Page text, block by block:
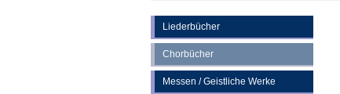
Liederbücher
Chorbücher
Messen / Geistliche Werke